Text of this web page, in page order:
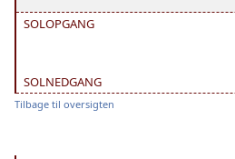
SOLOPGANG
SOLNEDGANG
Tilbage til oversigten